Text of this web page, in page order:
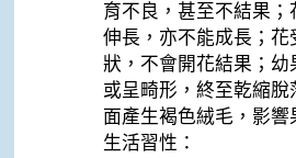
育不良，甚至不結果
伸長，亦不能成長；
狀，不會開花結果；
或呈畸形，終至乾縮
面產生褐色絨毛，影響
生活習性：